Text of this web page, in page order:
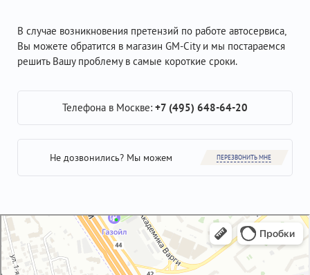
В случае возникновения претензий по работе автосервиса,
Вы можете обратится в магазин GM-City и мы постараемся
решить Вашу проблему в самые короткие сроки.
Телефона в Москве: +7 (495) 648-64-20
Не дозвонились? Мы можем ПЕРЕЗВОНИТЬ МНЕ
GM-City&VAG-Repair
Автосервис, автотехцентр в Москве
Магазин автозапчастей и автотоваров в Москве